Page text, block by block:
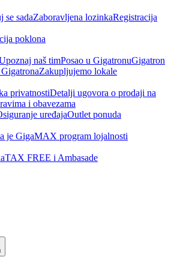
se sadaZaboravljena lozinkaRegistracija
poklona
naš timPosao u GigatronuGigatron
Zakupljujemo lokale
privatnostiDetalji ugovora o prodaji na
i obavezama
uređajaOutlet ponuda
je GigaMAX program lojalnosti
TAX FREE i Ambasade